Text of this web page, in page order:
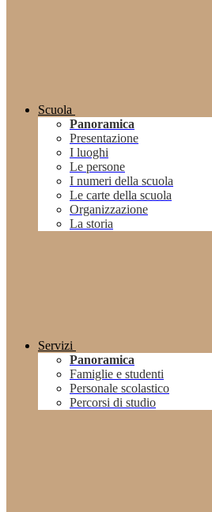
Scuola
Panoramica
Presentazione
I luoghi
Le persone
I numeri della scuola
Le carte della scuola
Organizzazione
La storia
Servizi
Panoramica
Famiglie e studenti
Personale scolastico
Percorsi di studio